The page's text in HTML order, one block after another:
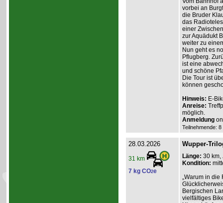
vorbei an
die Bruder
das
einer
zur Aquädukt
weiter zu
Nun geht es
Pflugberg.
ist eine
und schöne
Die Tour ist
können
Hinweis: E-
Anreise:
möglich.
Anmeldung
Teilnehmende:
28.03.2026
31 km
7 kg CO2e
Wupper-
Länge: 30 km,
Kondition:
„Warum in die
Bergischen
vielfältiges